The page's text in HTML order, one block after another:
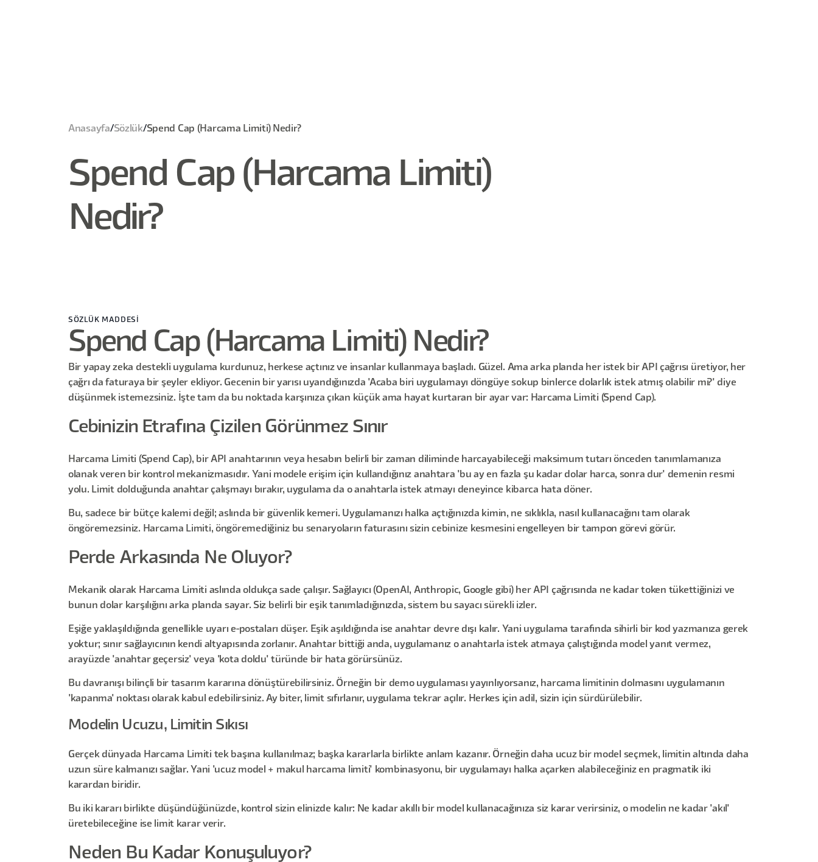
Anasayfa/Sözlük/Spend Cap (Harcama Limiti) Nedir?
Spend Cap (Harcama Limiti)
Nedir?
SÖZLÜK MADDESİ
Spend Cap (Harcama Limiti) Nedir?
Bir yapay zeka destekli uygulama kurdunuz, herkese açtınız ve insanlar kullanmaya başladı. Güzel. Ama arka planda her istek bir API çağrısı üretiyor, her
çağrı da faturaya bir şeyler ekliyor. Gecenin bir yarısı uyandığınızda 'Acaba biri uygulamayı döngüye sokup binlerce dolarlık istek atmış olabilir mi?' diye
düşünmek istemezsiniz. İşte tam da bu noktada karşınıza çıkan küçük ama hayat kurtaran bir ayar var: Harcama Limiti (Spend Cap).
Cebinizin Etrafına Çizilen Görünmez Sınır
Harcama Limiti (Spend Cap), bir API anahtarının veya hesabın belirli bir zaman diliminde harcayabileceği maksimum tutarı önceden tanımlamanıza
olanak veren bir kontrol mekanizmasıdır. Yani modele erişim için kullandığınız anahtara 'bu ay en fazla şu kadar dolar harca, sonra dur' demenin resmi
yolu. Limit dolduğunda anahtar çalışmayı bırakır, uygulama da o anahtarla istek atmayı deneyince kibarca hata döner.
Bu, sadece bir bütçe kalemi değil; aslında bir güvenlik kemeri. Uygulamanızı halka açtığınızda kimin, ne sıklıkla, nasıl kullanacağını tam olarak
öngöremezsiniz. Harcama Limiti, öngöremediğiniz bu senaryoların faturasını sizin cebinize kesmesini engelleyen bir tampon görevi görür.
Perde Arkasında Ne Oluyor?
Mekanik olarak Harcama Limiti aslında oldukça sade çalışır. Sağlayıcı (OpenAI, Anthropic, Google gibi) her API çağrısında ne kadar token tükettiğinizi ve
bunun dolar karşılığını arka planda sayar. Siz belirli bir eşik tanımladığınızda, sistem bu sayacı sürekli izler.
Eşiğe yaklaşıldığında genellikle uyarı e-postaları düşer. Eşik aşıldığında ise anahtar devre dışı kalır. Yani uygulama tarafında sihirli bir kod yazmanıza gerek
yoktur; sınır sağlayıcının kendi altyapısında zorlanır. Anahtar bittiği anda, uygulamanız o anahtarla istek atmaya çalıştığında model yanıt vermez,
arayüzde 'anahtar geçersiz' veya 'kota doldu' türünde bir hata görürsünüz.
Bu davranışı bilinçli bir tasarım kararına dönüştürebilirsiniz. Örneğin bir demo uygulaması yayınlıyorsanız, harcama limitinin dolmasını uygulamanın
'kapanma' noktası olarak kabul edebilirsiniz. Ay biter, limit sıfırlanır, uygulama tekrar açılır. Herkes için adil, sizin için sürdürülebilir.
Modelin Ucuzu, Limitin Sıkısı
Gerçek dünyada Harcama Limiti tek başına kullanılmaz; başka kararlarla birlikte anlam kazanır. Örneğin daha ucuz bir model seçmek, limitin altında daha
uzun süre kalmanızı sağlar. Yani 'ucuz model + makul harcama limiti' kombinasyonu, bir uygulamayı halka açarken alabileceğiniz en pragmatik iki
karardan biridir.
Bu iki kararı birlikte düşündüğünüzde, kontrol sizin elinizde kalır: Ne kadar akıllı bir model kullanacağınıza siz karar verirsiniz, o modelin ne kadar 'akıl'
üretebileceğine ise limit karar verir.
Neden Bu Kadar Konuşuluyor?